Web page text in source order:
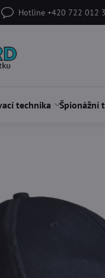
Hotline +420 722 012
technika Špionážní